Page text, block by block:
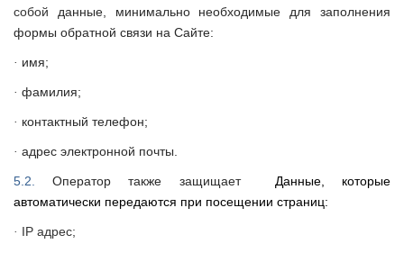
собой данные, минимально необходимые для заполнения
формы обратной связи на Сайте:
· имя;
· фамилия;
· контактный телефон;
· адрес электронной почты.
5.2.Оператор также защищает Данные, которые
автоматически передаются при посещении страниц:
· IP адрес;